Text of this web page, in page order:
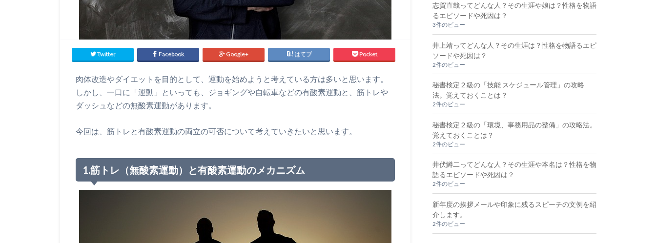
Twitter Facebook Google+ はてブ Pocket
肉体改造やダイエットを目的として、運動を始めようと考えている方は多いと思います。
しかし、一口に「運動」といっても、ジョギングや自転車などの有酸素運動と、筋トレや
ダッシュなどの無酸素運動があります。
今回は、筋トレと有酸素運動の両立の可否について考えていきたいと思います。
1.筋トレ（無酸素運動）と有酸素運動のメカニズム
志賀直哉ってどんな人？その生涯や娘は？性格を物語
るエピソードや死因は？
3件のビュー
井上靖ってどんな人？その生涯は？性格を物語るエピ
ソードや死因は？
2件のビュー
秘書検定２級の「技能 スケジュール管理」の攻略
法。覚えておくことは？
2件のビュー
秘書検定２級の「環境、事務用品の整備」の攻略法。
覚えておくことは？
2件のビュー
井伏鱒二ってどんな人？その生涯や本名は？性格を物
語るエピソードや死因は？
2件のビュー
新年度の挨拶メールや印象に残るスピーチの文例を紹
介します。
2件のビュー